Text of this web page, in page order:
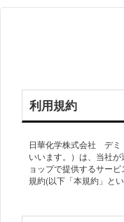
利用規約
日華化学株式会社 デミ
いいます。）は、当社
ョップで提供するサー
規約(以下「本規約」と